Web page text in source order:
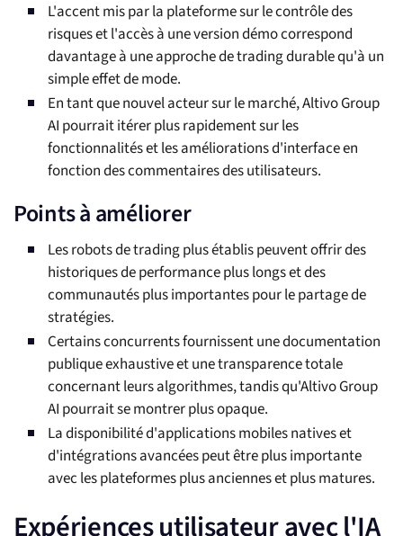
L'accent mis par la plateforme sur le contrôle des
risques et l'accès à une version démo correspond
davantage à une approche de trading durable qu'à un
simple effet de mode.
En tant que nouvel acteur sur le marché, Altivo Group
AI pourrait itérer plus rapidement sur les
fonctionnalités et les améliorations d'interface en
fonction des commentaires des utilisateurs.
Points à améliorer
Les robots de trading plus établis peuvent offrir des
historiques de performance plus longs et des
communautés plus importantes pour le partage de
stratégies.
Certains concurrents fournissent une documentation
publique exhaustive et une transparence totale
concernant leurs algorithmes, tandis qu'Altivo Group
AI pourrait se montrer plus opaque.
La disponibilité d'applications mobiles natives et
d'intégrations avancées peut être plus importante
avec les plateformes plus anciennes et plus matures.
Expériences utilisateur avec l'IA